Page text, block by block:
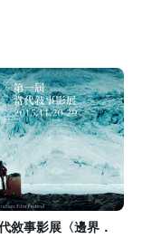
敘事影展〈邊界．